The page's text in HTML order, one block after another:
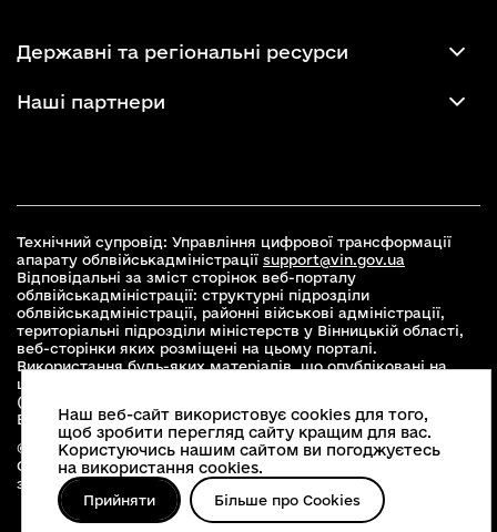
Державні та регіональні ресурси
Наші партнери
Технічний супровід: Управління цифрової трансформації
апарату облвійськадміністрації support@vin.gov.ua
Відповідальні за зміст сторінок веб-порталу
облвійськадміністрації: структурні підрозділи
облвійськадміністрації, районні військові адміністрації,
територіальні підрозділи міністерств у Вінницькій області,
веб-сторінки яких розміщені на цьому порталі.
Використання будь-яких матеріалів, що опубліковані на
цьому сайті, дозволяється при умові зазначення посилання
(для інтернет-видань - гіперпосилання) на офіційний сайт
Вінницької облвійськадміністраціїwww.vin.gov.ua.
© 2026 Весь контент доступний за ліцензією Creative
Commons Attribution 4.0 International license, якщо не
зазначено інше
Наш веб-сайт використовує cookies для того,
щоб зробити перегляд сайту кращим для вас.
Користуючись нашим сайтом ви погоджуєтесь
на використання cookies.
Прийняти Більше про Cookies